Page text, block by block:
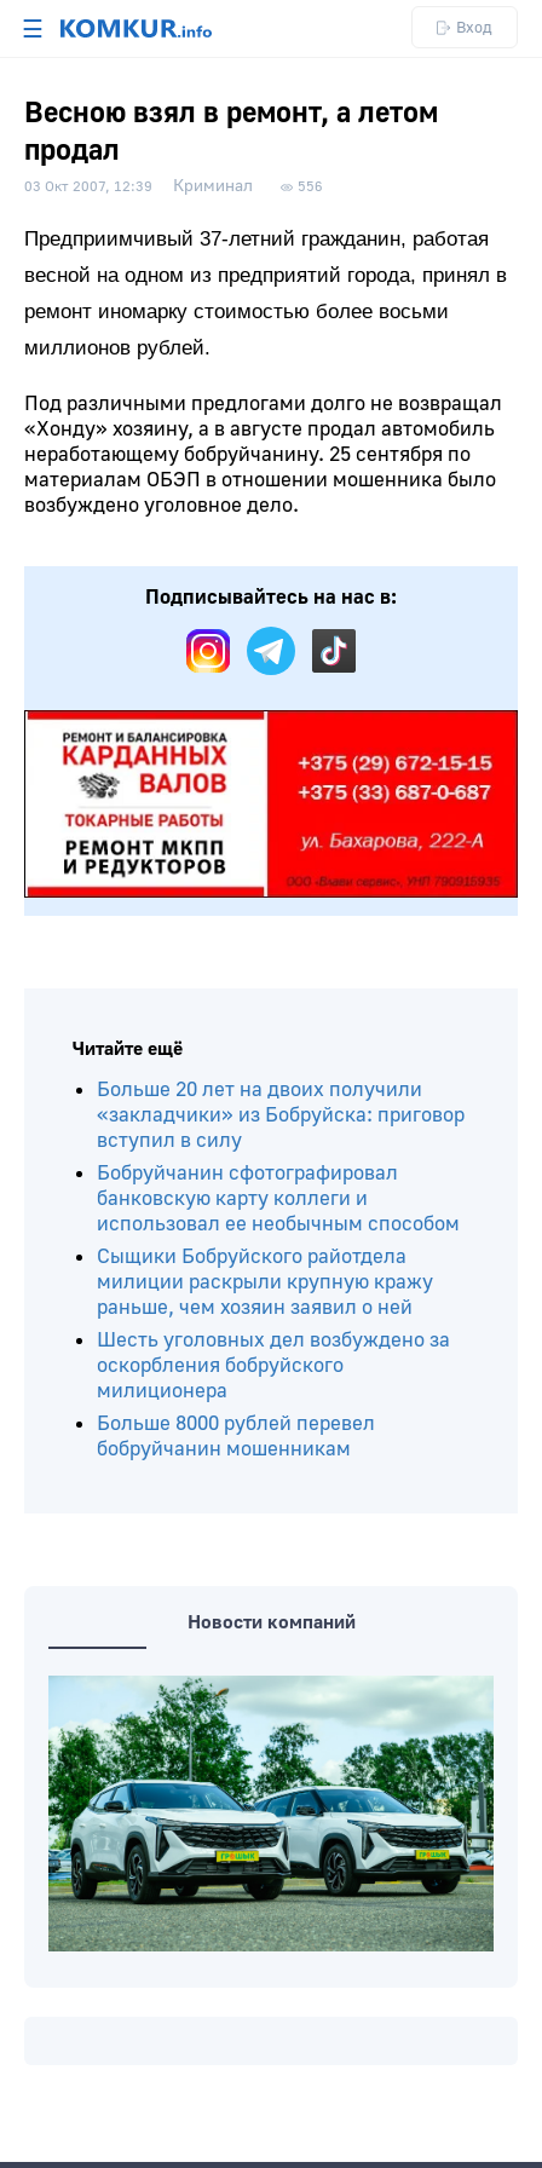
☰ Вход
Весною взял в ремонт, а летом
продал
03 Окт 2007, 12:39 Криминал 556
Предприимчивый 37-летний гражданин, работая
весной на одном из предприятий города, принял в
ремонт иномарку стоимостью более восьми
миллионов рублей.
Под различными предлогами долго не возвращал
«Хонду» хозяину, а в августе продал автомобиль
неработающему бобруйчанину. 25 сентября по
материалам ОБЭП в отношении мошенника было
возбуждено уголовное дело.
Подписывайтесь на нас в:
Читайте ещё
Больше 20 лет на двоих получили
«закладчики» из Бобруйска: приговор
вступил в силу
Бобруйчанин сфотографировал
банковскую карту коллеги и
использовал ее необычным способом
Сыщики Бобруйского райотдела
милиции раскрыли крупную кражу
раньше, чем хозяин заявил о ней
Шесть уголовных дел возбуждено за
оскорбления бобруйского
милиционера
Больше 8000 рублей перевел
бобруйчанин мошенникам
Новости компаний